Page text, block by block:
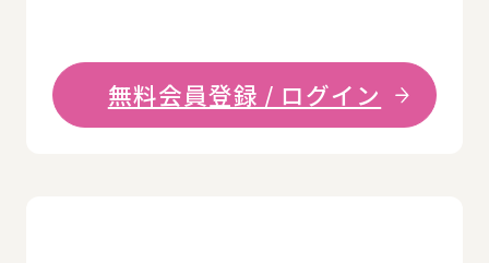
無料会員登録 / ログイン